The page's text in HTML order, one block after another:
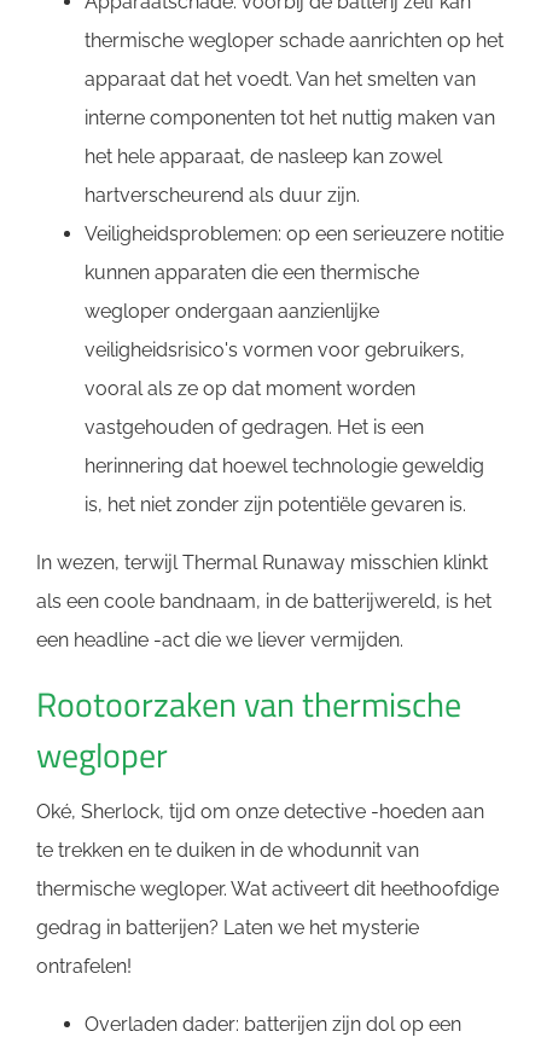
thermische wegloper schade aanrichten op het
apparaat dat het voedt. Van het smelten van
interne componenten tot het nuttig maken van
het hele apparaat, de nasleep kan zowel
hartverscheurend als duur zijn.
Veiligheidsproblemen: op een serieuzere notitie
kunnen apparaten die een thermische
wegloper ondergaan aanzienlijke
veiligheidsrisico's vormen voor gebruikers,
vooral als ze op dat moment worden
vastgehouden of gedragen. Het is een
herinnering dat hoewel technologie geweldig
is, het niet zonder zijn potentiële gevaren is.
In wezen, terwijl Thermal Runaway misschien klinkt
als een coole bandnaam, in de batterijwereld, is het
een headline -act die we liever vermijden.
Rootoorzaken van thermische
wegloper
Oké, Sherlock, tijd om onze detective -hoeden aan
te trekken en te duiken in de whodunnit van
thermische wegloper. Wat activeert dit heethoofdige
gedrag in batterijen? Laten we het mysterie
ontrafelen!
Overladen dader: batterijen zijn dol op een